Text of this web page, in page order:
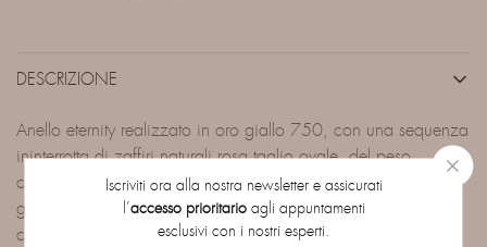
DESCRIZIONE
Anello eternity realizzato in oro giallo 750, con una sequenza
ininterrotta di zaffiri naturali rosa taglio ovale, del peso
complessivo di 6.96 ct. Le pietre sono montate a castone per
garantire sicurezza e massima luminosità, mentre il design
continuo sottolinea l’armonia e la perfezione del gioiello.
Iscriviti ora alla nostra newsletter e assicurati
l’accesso prioritarioagli appuntamenti
esclusivi con i nostri esperti.